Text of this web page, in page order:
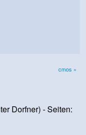
cmos »
Dorfner) - Seiten: